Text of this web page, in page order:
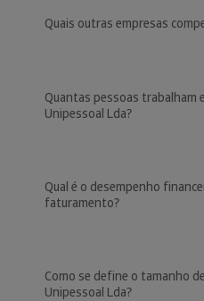
Quais outras empresas
Quantas pessoas trabalham
Unipessoal Lda?
Qual é o desempenho
faturamento?
Como se define o tamanho
Unipessoal Lda?